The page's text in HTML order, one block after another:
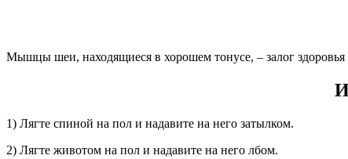
Мышцы шеи, находящиеся в хорошем тонусе, – залог здоровья
1) Лягте спиной на пол и надавите на него затылком.
2) Лягте животом на пол и надавите на него лбом.